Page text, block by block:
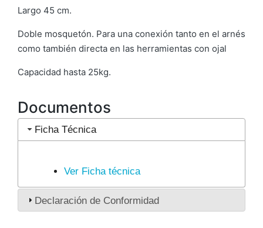
Largo 45 cm.
Doble mosquetón. Para una conexión tanto en el arnés
como también directa en las herramientas con ojal
Capacidad hasta 25kg.
Documentos
Ficha Técnica
Ver Ficha técnica
Declaración de Conformidad